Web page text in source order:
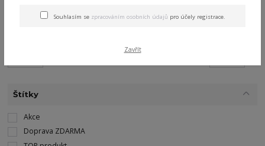
Štítky
Akce
Doprava ZDARMA
Souhlasím se zpracováním osobních údajů pro účely registrace.
Zavřít